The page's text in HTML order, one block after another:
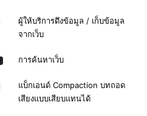
ผู้ให้บริการดึงข้อมูล / เก็บข้อมูล
จากเว็บ
การค้นหาเว็บ
แบ็กเอนด์ Compaction บทถอด
เสียงแบบเสียบแทนได้